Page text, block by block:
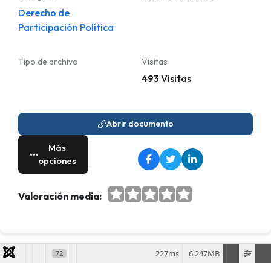
Derecho de
Participación Política
Tipo de archivo Visitas
493 Visitas
Abrir documento
Más
opciones
Valoración media:
72 6.247MB
227ms